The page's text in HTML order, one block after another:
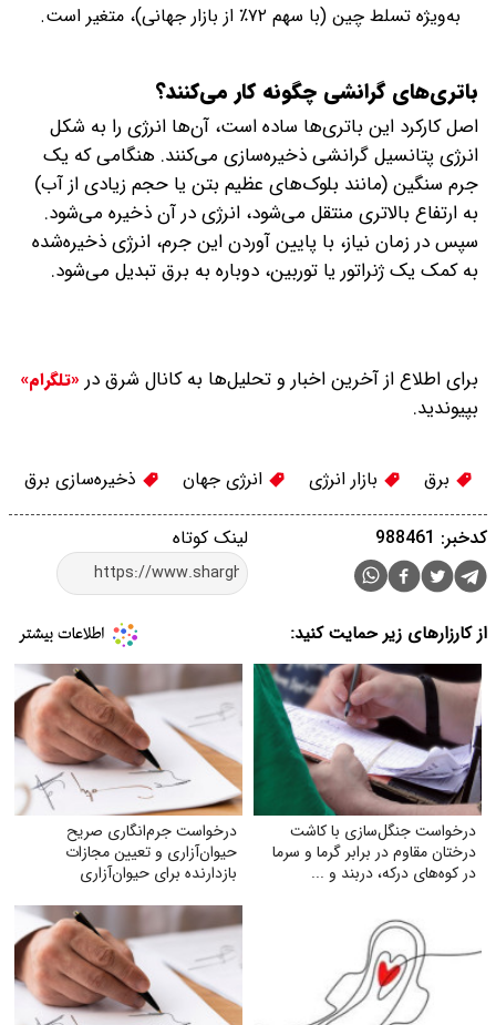
به‌ویژه تسلط چین (با سهم ۷۲٪ از بازار جهانی)، متغیر است.
باتری‌های گرانشی چگونه کار می‌کنند؟
اصل کارکرد این باتری‌ها ساده است، آن‌ها انرژی را به شکل
انرژی پتانسیل گرانشی ذخیره‌سازی می‌کنند. هنگامی که یک
جرم سنگین (مانند بلوک‌های عظیم بتن یا حجم زیادی از آب)
به ارتفاع بالاتری منتقل می‌شود، انرژی در آن ذخیره می‌شود.
سپس در زمان نیاز، با پایین آوردن این جرم، انرژی ذخیره‌شده
به کمک یک ژنراتور یا توربین، دوباره به برق تبدیل می‌شود.
برای اطلاع از آخرین اخبار و تحلیل‌ها به کانال شرق در «تلگرام»
بپیوندید.
برق بازار انرژی انرژی جهان ذخیره‌سازی برق
لینک کوتاه کدخبر: 988461
از کارزارهای زیر حمایت کنید:
درخواست جنگل‌سازی با کاشت
درختان مقاوم در برابر گرما و سرما
در کوه‌های درکه، دربند و ...
درخواست جرم‌انگاری صریح
حیوان‌آزاری و تعیین مجازات
بازدارنده برای حیوان‌آزاری